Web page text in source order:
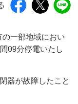
一部地域におい
09分停電いたし
器が故障したこと